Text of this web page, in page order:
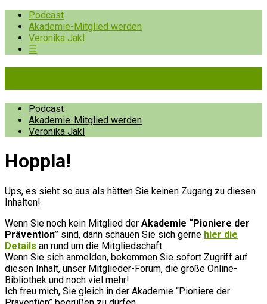
Podcast
Akademie-Mitglied werden
Veronika Jakl
☰
Podcast
Akademie-Mitglied werden
Veronika Jakl
Hopp­la!
Ups, es sieht so aus als hätten Sie keinen Zugang zu diesen
Inhalten!
Wenn Sie noch kein Mitglied der Akademie “Pioniere der
Prävention” sind, dann schauen Sie sich gerne hier die
Details an rund um die Mitgliedschaft.
Wenn Sie sich anmelden, bekommen Sie sofort Zugriff auf
diesen Inhalt, unser Mitglieder-Forum, die große Online-
Bibliothek und noch viel mehr!
Ich freu mich, Sie gleich in der Akademie “Pioniere der